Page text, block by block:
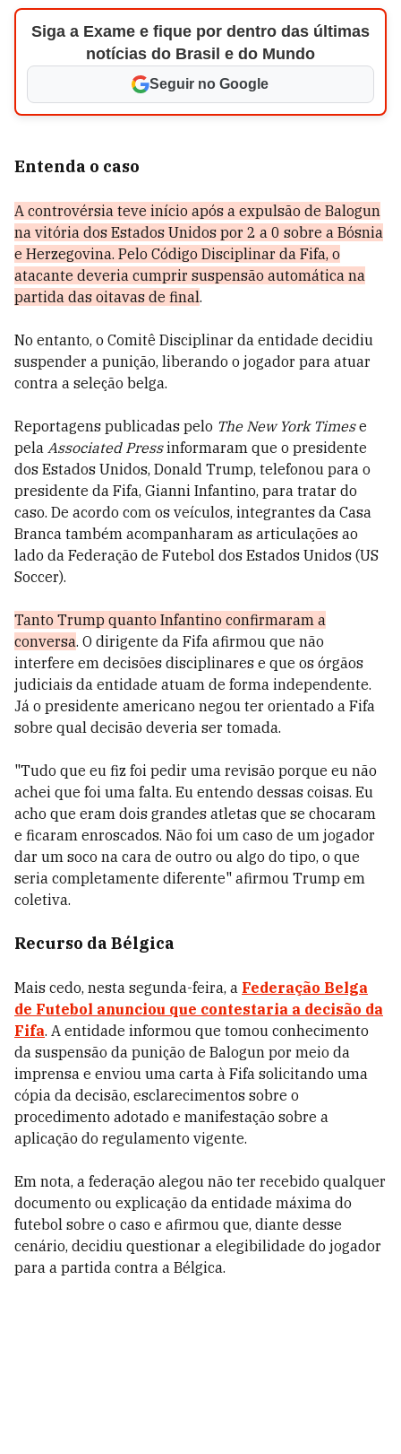
Siga a Exame e fique por dentro das últimas
notícias do Brasil e do Mundo
Seguir no Google
Entenda o caso
A controvérsia teve início após a expulsão de Balogun
na vitória dos Estados Unidos por 2 a 0 sobre a Bósnia
e Herzegovina. Pelo Código Disciplinar da Fifa, o
atacante deveria cumprir suspensão automática na
partida das oitavas de final.
No entanto, o Comitê Disciplinar da entidade decidiu
suspender a punição, liberando o jogador para atuar
contra a seleção belga.
Reportagens publicadas pelo The New York Timese
pela Associated Pressinformaram que o presidente
dos Estados Unidos, Donald Trump, telefonou para o
presidente da Fifa, Gianni Infantino, para tratar do
caso. De acordo com os veículos, integrantes da Casa
Branca também acompanharam as articulações ao
lado da Federação de Futebol dos Estados Unidos (US
Soccer).
Tanto Trump quanto Infantino confirmaram a
conversa. O dirigente da Fifa afirmou que não
interfere em decisões disciplinares e que os órgãos
judiciais da entidade atuam de forma independente.
Já o presidente americano negou ter orientado a Fifa
sobre qual decisão deveria ser tomada.
"Tudo que eu fiz foi pedir uma revisão porque eu não
achei que foi uma falta. Eu entendo dessas coisas. Eu
acho que eram dois grandes atletas que se chocaram
e ficaram enroscados. Não foi um caso de um jogador
dar um soco na cara de outro ou algo do tipo, o que
seria completamente diferente" afirmou Trump em
coletiva.
Recurso da Bélgica
Mais cedo, nesta segunda-feira, a Federação Belga
de Futebol anunciou que contestaria a decisão da
Fifa. A entidade informou que tomou conhecimento
da suspensão da punição de Balogun por meio da
imprensa e enviou uma carta à Fifa solicitando uma
cópia da decisão, esclarecimentos sobre o
procedimento adotado e manifestação sobre a
aplicação do regulamento vigente.
Em nota, a federação alegou não ter recebido qualquer
documento ou explicação da entidade máxima do
futebol sobre o caso e afirmou que, diante desse
cenário, decidiu questionar a elegibilidade do jogador
para a partida contra a Bélgica.